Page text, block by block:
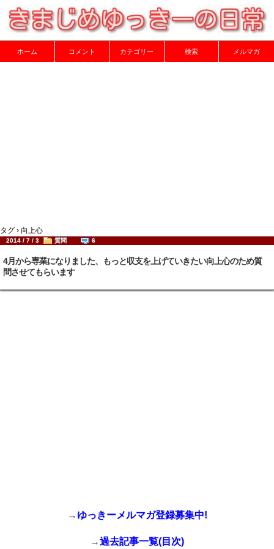
ホーム コメント カテゴリー 検索 メルマガ
タグ › 向上心
2014 / 7 / 3 質問 6
4月から専業になりました、もっと収支を上げていきたい向上心のため質
問させてもらいます
→ ゆっきーメルマガ登録募集中!
→過去記事一覧(目次)